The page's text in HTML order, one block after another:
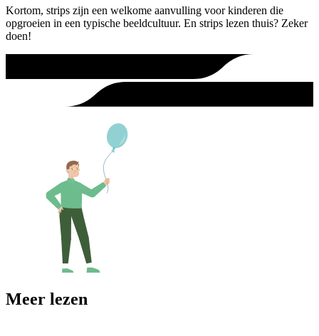
Kortom, strips zijn een welkome aanvulling voor kinderen die
opgroeien in een typische beeldcultuur. En strips lezen thuis? Zeker
doen!
Meer lezen